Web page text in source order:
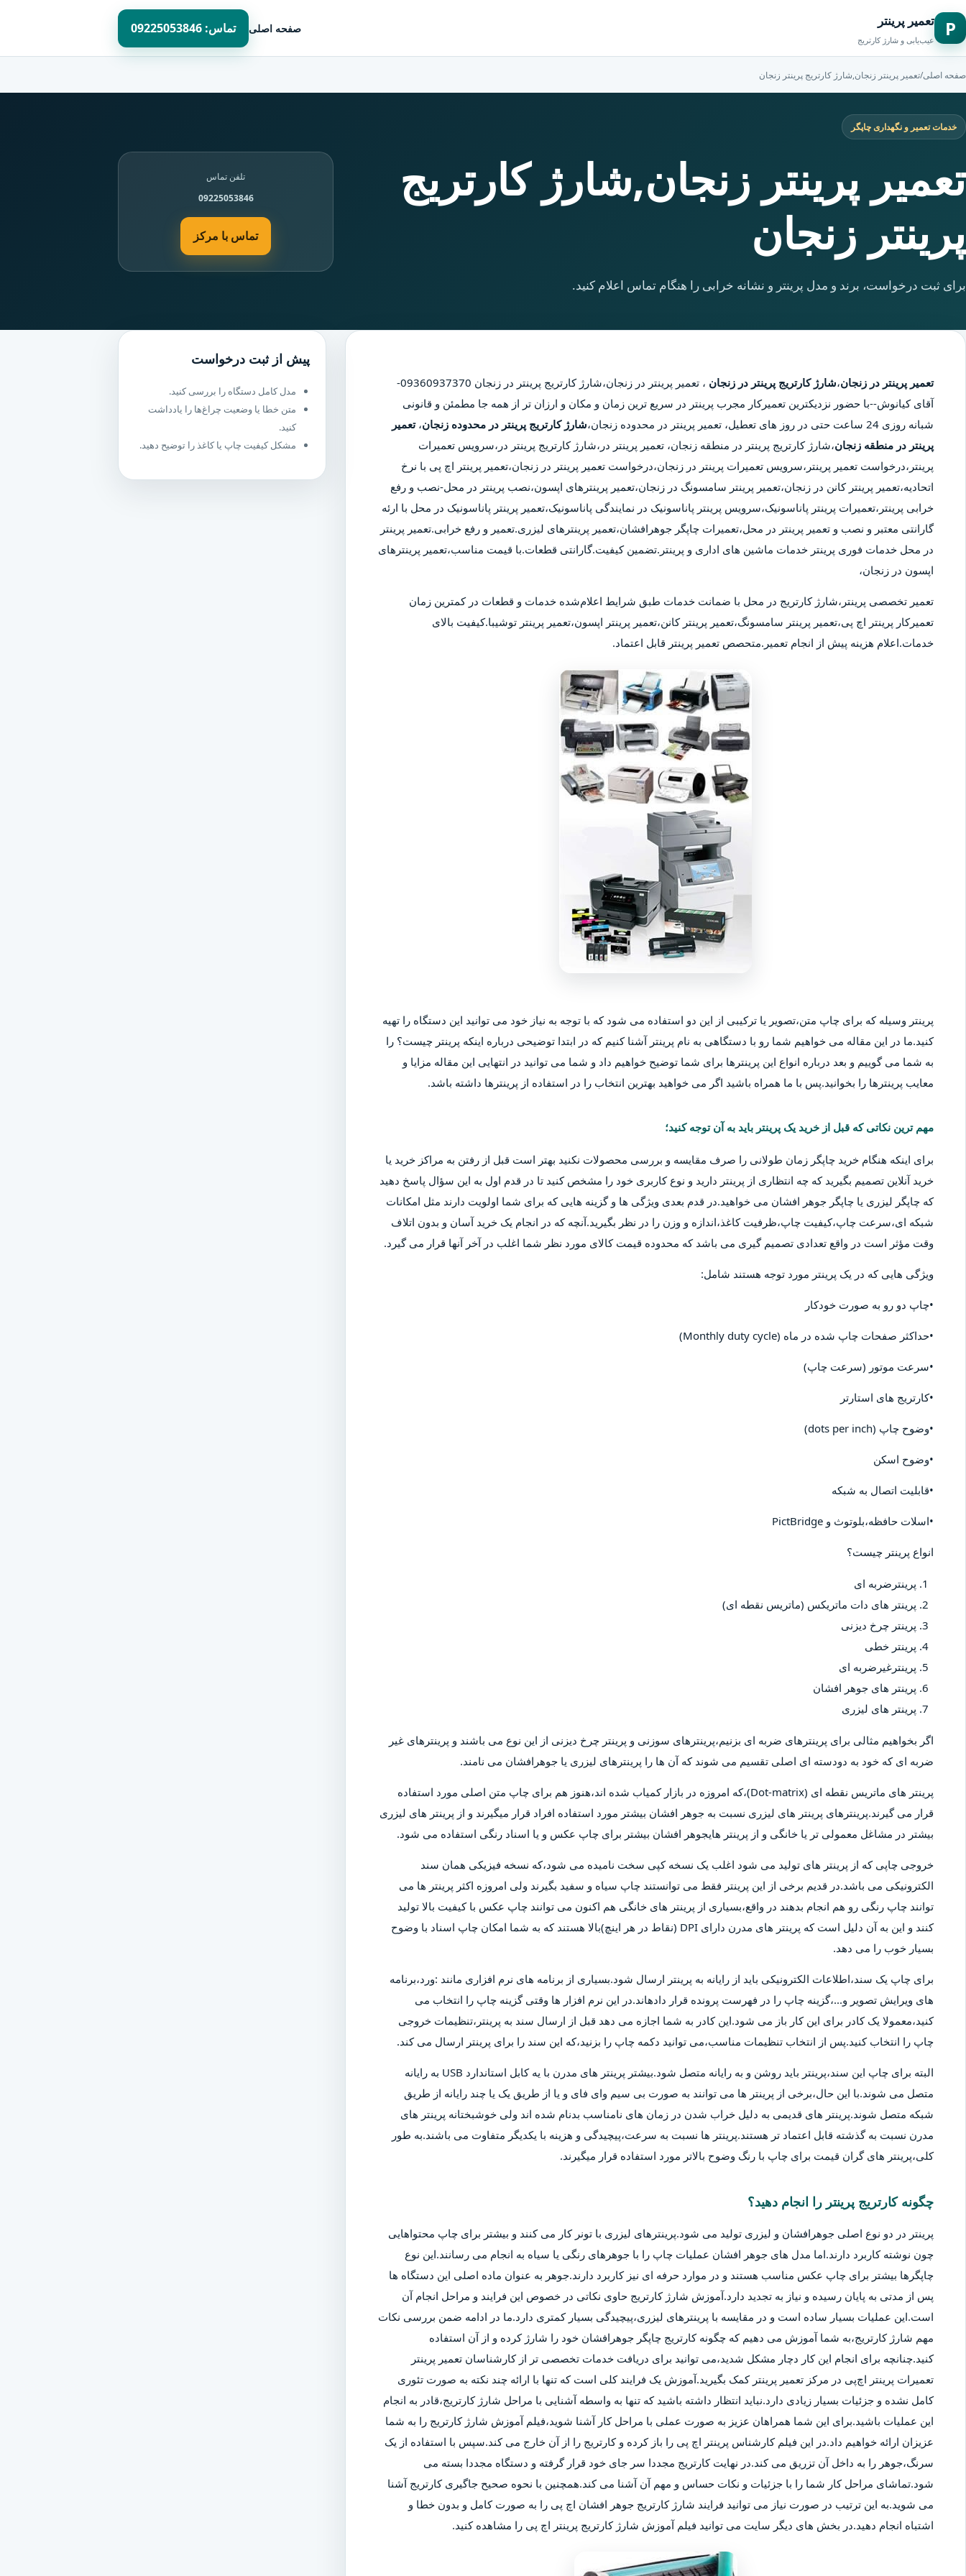
P تعمیر پرینتر
عیب‌یابی و شارژ کارتریج
صفحه اصلی تماس: 09225053846
صفحه اصلی/تعمیر پرینتر زنجان,شارژ کارتریج پرینتر زنجان
خدمات تعمیر و نگهداری چاپگر
تعمیر پرینتر زنجان,شارژ کارتریج
پرینتر زنجان
برای ثبت درخواست، برند و مدل پرینتر و نشانه خرابی را هنگام تماس اعلام کنید.
تلفن تماس
09225053846
تماس با مرکز
تعمیر پرینتر در زنجان،شارژ کارتریج پرینتر در زنجان ، تعمیر پرینتر در زنجان،شارژ کارتریج پرینتر در زنجان
09360937370-
آقای کیانوش--با حضور نزدیکترین تعمیرکار مجرب پرینتر در سریع ترین زمان و مکان و ارزان تر از همه جا مطمئن و قانونی
شبانه روزی 24 ساعت حتی در روز های تعطیل، تعمیر پرینتر در محدوده زنجان،
شارژ کارتریج پرینتر در محدوده زنجان، تعمیر
پرینتر در منطقه زنجان،شارژ کارتریج پرینتر در منطقه زنجان، تعمیر پرینتر در،شارژ کارتریج پرینتر در،سرویس تعمیرات
پرینتر،درخواست تعمیر پرینتر،سرویس تعمیرات پرینتر در زنجان،درخواست تعمیر پرینتر در زنجان،تعمیر پرینتر اچ پی با نرخ
اتحادیه،تعمیر پرینتر کانن در زنجان،تعمیر پرینتر سامسونگ در زنجان،تعمیر پرینترهای اپسون،نصب پرینتر در محل-نصب و رفع
خرابی پرینتر،تعمیرات پرینتر پاناسونیک،سرویس پرینتر پاناسونیک در نمایندگی پاناسونیک،تعمیر پرینتر پاناسونیک در محل با ارئه
گارانتی معتبر و نصب و تعمیر پرینتر در محل،تعمیرات چاپگر جوهرافشان،تعمیر پرینترهای لیزری.تعمیر و رفع خرابی.تعمیر پرینتر
در محل خدمات فوری پرینتر خدمات ماشین های اداری و پرینتر.تضمین کیفیت.گارانتی قطعات.با قیمت مناسب،تعمیر پرینترهای
اپسون در زنجان،
تعمیر تخصصی پرینتر،شارژ کارتریج در محل با ضمانت خدمات طبق شرایط اعلام‌شده خدمات و قطعات در کمترین زمان
تعمیرکار پرینتر اچ پی،تعمیر پرینتر سامسونگ،تعمیر پرینتر کانن،تعمیر پرینتر اپسون،تعمیر پرینتر توشیبا.کیفیت بالای
خدمات.اعلام هزینه پیش از انجام تعمیر.متحصص تعمیر پرینتر قابل اعتماد.
پرینتر وسیله که برای چاپ متن،تصویر یا ترکیبی از این دو استفاده می شود که با توجه به نیاز خود می توانید این دستگاه را تهیه
کنید.ما در این مقاله می خواهیم شما رو با دستگاهی به نام پرینتر آشنا کنیم که در ابتدا توضیحی درباره اینکه پرینتر چیست؟ را
به شما می گوییم و بعد درباره انواع این پرینترها برای شما توضیح خواهیم داد و شما می توانید در انتهایی این مقاله مزایا و
معایب پرینترها را بخوانید.پس با ما همراه باشید اگر می خواهید بهترین انتخاب را در استفاده از پرینترها داشته باشد.
مهم ترین نکاتی که قبل از خرید یک پرینتر باید به آن توجه کنید؛
برای اینکه هنگام خرید چاپگر زمان طولانی را صرف مقایسه و بررسی محصولات نکنید بهتر است قبل از رفتن به مراکز خرید یا
خرید آنلاین تصمیم بگیرید که چه انتظاری از پرینتر دارید و نوع کاربری خود را مشخص کنید تا در قدم اول به این سؤال پاسخ دهید
که چاپگر لیزری یا چاپگر جوهر افشان می خواهید.در قدم بعدی ویژگی ها و گزینه هایی که برای شما اولویت دارند مثل امکانات
شبکه ای،سرعت چاپ،کیفیت چاپ،ظرفیت کاغذ،اندازه و وزن را در نظر بگیرید.آنچه که در انجام یک خرید آسان و بدون اتلاف
وقت مؤثر است در واقع تعدادی تصمیم گیری می باشد که محدوده قیمت کالای مورد نظر شما اغلب در آخر آنها قرار می گیرد.
ویژگی هایی که در یک پرینتر مورد توجه هستند شامل:
•چاپ دو رو به صورت خودکار
•حداکثر صفحات چاپ شده در ماه (Monthly duty cycle)
•سرعت موتور (سرعت چاپ)
•کارتریج های استارتر
•وضوح چاپ (dots per inch)
•وضوح اسکن
•قابلیت اتصال به شبکه
•اسلات حافظه،بلوتوث و PictBridge
انواع پرینتر چیست؟
پرینترضربه ای
پرینتر های دات ماتریکس (ماتریس نقطه ای)
پرینتر چرخ دیزنی
پرینتر خطی
پرینترغیرضربه ای
پرینتر های جوهر افشان
پرینتر های لیزری
اگر بخواهیم مثالی برای پرینترهای ضربه ای بزنیم،پرینترهای سوزنی و پرینتر چرخ دیزنی از این نوع می باشند و پرینترهای غیر
ضربه ای که خود به دودسته ای اصلی تقسیم می شوند که آن ها را پرینترهای لیزری یا جوهرافشان می نامند.
پرینتر های ماتریس نقطه ای (Dot-matrix)،که امروزه در بازار کمیاب شده اند،هنوز هم برای چاپ متن اصلی مورد استفاده
قرار می گیرند.پرینترهای پرینتر های لیزری نسبت به جوهر افشان بیشتر مورد استفاده افراد قرار میگیرند و از پرینتر های لیزری
بیشتر در مشاغل معمولی تر یا خانگی و از پرینتر هایجوهر افشان بیشتر برای چاپ عکس و یا اسناد رنگی استفاده می شود.
خروجی چاپی که از پرینتر های تولید می شود اغلب یک نسخه کپی سخت نامیده می شود،که نسخه فیزیکی همان سند
الکترونیکی می باشد.در قدیم برخی از این پرینتر فقط می توانستند چاپ سیاه و سفید بگیرند ولی امروزه اکثر پرینتر ها می
توانند چاپ رنگی رو هم انجام بدهند در واقع،بسیاری از پرینتر های خانگی هم اکنون می توانند چاپ عکس با کیفیت بالا تولید
کنند و این به آن دلیل است که پرینتر های مدرن دارای DPI (نقاط در هر اینچ)بالا هستند که به شما امکان چاپ اسناد با وضوح
بسیار خوب را می دهد.
برای چاپ یک سند،اطلاعات الکترونیکی باید از رایانه به پرینتر ارسال شود.بسیاری از برنامه های نرم افزاری مانند :ورد،برنامه
های ویرایش تصویر و...،گزینه چاپ را در فهرست پرونده قرار دادهاند.در این نرم افزار ها وقتی گزینه چاپ را انتخاب می
کنید،معمولا یک کادر برای این کار باز می شود.این کادر به شما اجازه می دهد قبل از ارسال سند به پرینتر،تنظیمات خروجی
چاپ را انتخاب کنید.پس از انتخاب تنظیمات مناسب،می توانید دکمه چاپ را بزنید،که این سند را برای پرینتر ارسال می کند.
البته برای چاپ این سند،پرینتر باید روشن و به رایانه متصل شود.بیشتر پرینتر های مدرن با یه کابل استاندارد USB به رایانه
متصل می شوند.با این حال،برخی از پرینتر ها می توانند به صورت بی سیم وای فای و یا از طریق یک یا چند رایانه از طریق
شبکه متصل شوند.پرینتر های قدیمی به دلیل خراب شدن در زمان های نامناسب بدنام شده اند ولی خوشبختانه پرینتر های
مدرن نسبت به گذشته قابل اعتماد تر هستند.پرینتر ها نسبت به سرعت،پیچیدگی و هزینه با یکدیگر متفاوت می باشند.به طور
کلی،پرینتر های گران قیمت برای چاپ با رنگ وضوح بالاتر مورد استفاده قرار میگیرند.
چگونه کارتریج پرینتر را انجام دهید؟
پرینتر در دو نوع اصلی جوهرافشان و لیزری تولید می شود.پرینترهای لیزری با تونر کار می کنند و بیشتر برای چاپ محتواهایی
چون نوشته کاربرد دارند.اما مدل های جوهر افشان عملیات چاپ را با جوهرهای رنگی یا سیاه به انجام می رسانند.این نوع
چاپگرها بیشتر برای چاپ عکس مناسب هستند و در موارد حرفه ای نیز کاربرد دارند.جوهر به عنوان ماده اصلی این دستگاه ها
پس از مدتی به پایان رسیده و نیاز به تجدید دارد.آموزش شارژ کارتریج حاوی نکاتی در خصوص این فرایند و مراحل انجام آن
است.این عملیات بسیار ساده است و در مقایسه با پرینترهای لیزری،پیچیدگی بسیار کمتری دارد.ما در ادامه ضمن بررسی نکات
مهم شارژ کارتریج،به شما آموزش می دهیم که چگونه کارتریج چاپگر جوهرافشان خود را شارژ کرده و از آن استفاده
کنید.چنانچه برای انجام این کار دچار مشکل شدید،می توانید برای دریافت خدمات تخصصی تر از کارشناسان تعمیر پرینتر
تعمیرات پرینتر اچ‌پی در مرکز تعمیر پرینتر کمک بگیرید.آموزش یک فرایند کلی است که تنها با ارائه چند نکته به صورت تئوری
کامل نشده و جزئیات بسیار زیادی دارد.نباید انتظار داشته باشید که تنها به واسطه آشنایی با مراحل شارژ کارتریج،قادر به انجام
این عملیات باشید.برای این شما همراهان عزیز به صورت عملی با مراحل کار آشنا شوید،فیلم آموزش شارژ کارتریج را به شما
عزیزان ارائه خواهیم داد.در این فیلم کارشناس پرینتر اچ پی را باز کرده و کارتریج را از آن خارج می کند.سپس با استفاده از یک
سرنگ،جوهر را به داخل آن تزریق می کند.در نهایت کارتریج مجددا سر جای خود قرار گرفته و دستگاه مجددا بسته می
شود.تماشای مراحل کار شما را با جزئیات و نکات حساس و مهم آن آشنا می کند.همچنین با نحوه صحیح جاگیری کارتریج آشنا
می شوید.به این ترتیب در صورت نیاز می توانید فرایند شارژ کارتریج جوهر افشان اچ پی را به صورت کامل و بدون خطا و
اشتباه انجام دهید.در بخش های دیگر سایت می توانید فیلم آموزش شارژ کارتریج پرینتر اچ پی را مشاهده کنید.
پیش از ثبت درخواست
مدل کامل دستگاه را بررسی کنید.
متن خطا یا وضعیت چراغ‌ها را یادداشت
کنید.
مشکل کیفیت چاپ یا کاغذ را توضیح دهید.